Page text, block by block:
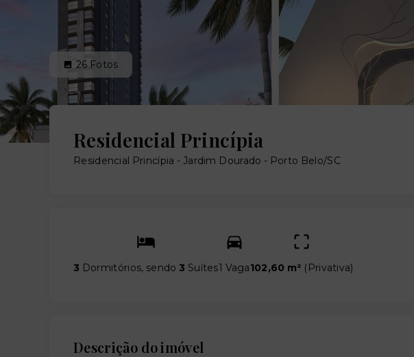
26 Fotos
Residencial Princípia
Residencial Princípia - Jardim Dourado - Porto Belo/SC
3 Dormitórios, sendo 3 Suítes1 Vaga102,60 m² ( Privativa)
Descrição do imóvel